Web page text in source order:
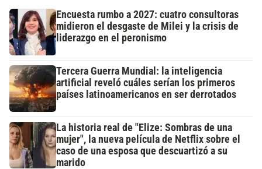
Encuesta rumbo a 2027: cuatro consultoras
midieron el desgaste de Milei y la crisis de
liderazgo en el peronismo
Tercera Guerra Mundial: la inteligencia
artificial reveló cuáles serían los primeros
países latinoamericanos en ser derrotados
La historia real de "Elize: Sombras de una
mujer", la nueva película de Netflix sobre el
caso de una esposa que descuartizó a su
marido